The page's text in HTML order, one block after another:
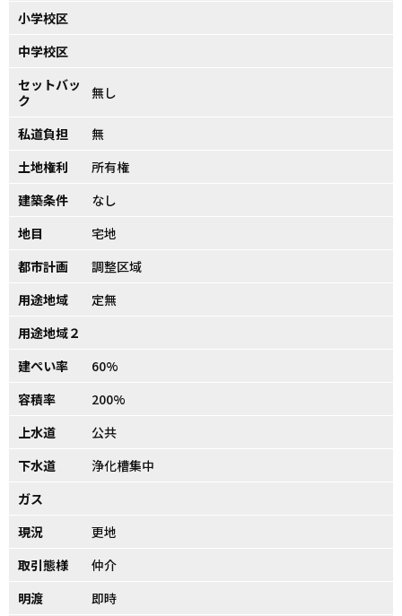
小学校区
中学校区
セットバッ
ク
無し
私道負担
無
土地権利
所有権
建築条件
なし
地目
宅地
都市計画
調整区域
用途地域
定無
用途地域２
建ぺい率
60%
容積率
200%
上水道
公共
下水道
浄化槽集中
ガス
現況
更地
取引態様
仲介
明渡
即時